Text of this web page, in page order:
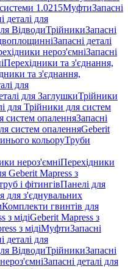
1.0215МуфтиЗапасні
деталі для
ВідводиТрійникиЗапасні
Запасні деталі
нероз'ємніЗапасні
Перехідники та з'єднання,
та з'єднання,
для
для ЗаглушкиТрійники
для Трійники для систем
систем опаленняЗапасні
систем опаленняGeberit
кольоруТруби
нероз'ємніПерехідники
Geberit Mapress з
і фітингівПанелі для
для з'єднувальних
Комплекти гвинтів для
з мідіGeberit Mapress з
з мідіМуфтиЗапасні
деталі для
ВідводиТрійникиЗапасні
Запасні деталі для